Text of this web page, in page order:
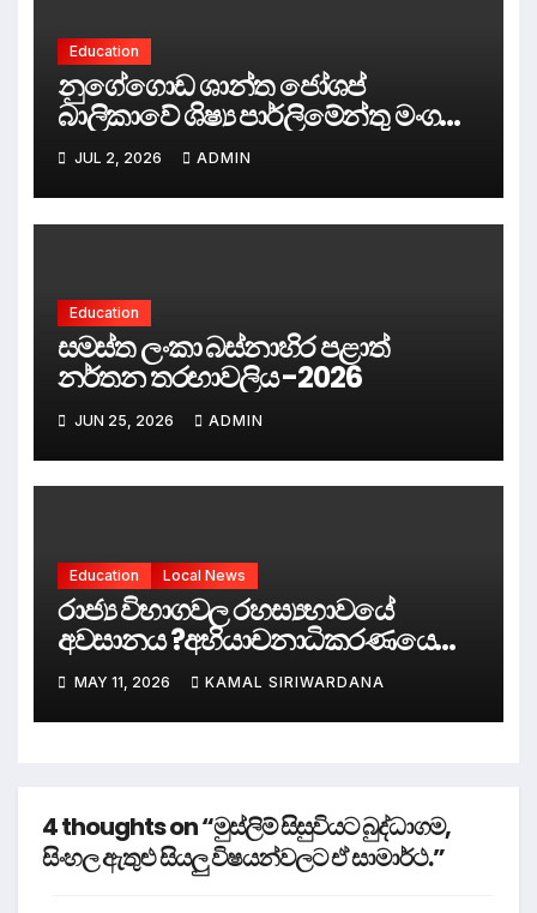
Education
නුගේගොඩ ශාන්ත ජෝශප්
බාලිකාවේ ශිෂ්‍ය පාර්ලිමේන්තු මංගල
සභාවාරය පැරණි පාර්ලිමේන්තු සභා
ගර්භයේදී පවත්වයි. நுகேகொடை
புனித ஜோசப் மகளிர் கல்லூரியின்
மாணவர் நாடாளுமன்றத்தின் கன்னி
மண்டபத்தில் நடைபெற்றது.
Inaugural Session of
Nugegoda St. Joseph’s Girls’
School Student Parliament
Held at the Old Parliament
JUL 2, 2026 ADMIN
Education
සමස්ත ලංකා බස්නාහිර පළාත්
නර්තන තරඟාවලිය -2026
JUN 25, 2026 ADMIN
Education Local News
රාජ්‍ය විභාගවල රහස්‍යභාවයේ
අවසානය ?අභියාචනාධිකරණයෙන්
ඓතිහාසික තීන්දුවක්.
MAY 11, 2026 KAMAL SIRIWARDANA
4 thoughts on “මුස්ලිම් සිසුවියට බුද්ධාගම,
සිංහල ඇතුළු සියලු විෂයන්වලට ඒ සාමාර්ථ.”